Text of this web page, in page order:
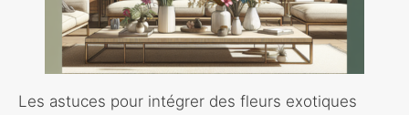
Les astuces pour intégrer des fleurs exotiques